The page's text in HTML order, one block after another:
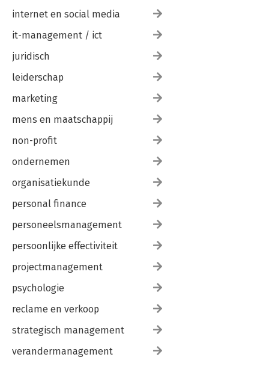
internet en social media
it-management / ict
juridisch
leiderschap
marketing
mens en maatschappij
non-profit
ondernemen
organisatiekunde
personal finance
personeelsmanagement
persoonlijke effectiviteit
projectmanagement
psychologie
reclame en verkoop
strategisch management
verandermanagement